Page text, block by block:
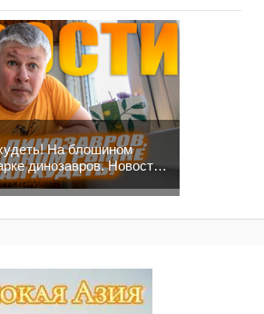
На блошином
динозавров. Новости